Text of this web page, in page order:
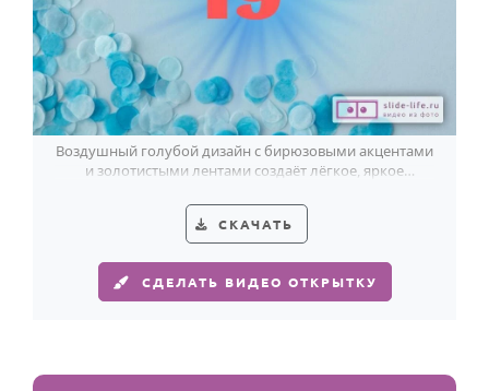
Воздушный голубой дизайн с бирюзовыми акцентами
и золотистыми лентами создаёт лёгкое, яркое
СКАЧАТЬ
СДЕЛАТЬ ВИДЕО ОТКРЫТКУ